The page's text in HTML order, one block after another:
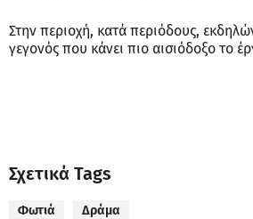
Στην περιοχή, κατά περιόδους,
γεγονός που κάνει πιο αισιόδοξο το
Σχετικά Tags
Φωτιά Δράμα